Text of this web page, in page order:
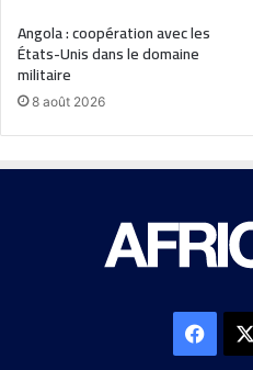
Angola : coopération avec les
États-Unis dans le domaine
militaire
8 août 2026